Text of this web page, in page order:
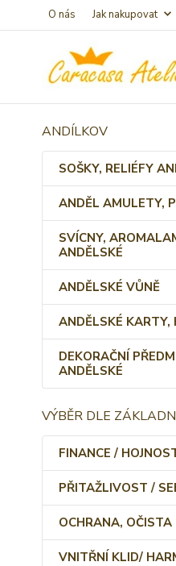
O nás Jak nakupovat
ANDÍLKOV
SOŠKY, RELIÉFY
ANDĚL AMULETY,
SVÍCNY,
ANDĚLSKÉ
ANDĚLSKÉ VŮNĚ
ANDĚLSKÉ KARTY,
DEKORAČNÍ
ANDĚLSKÉ
VÝBĚR DLE
FINANCE /
PŘITAŽLIVOST /
OCHRANA, OČISTA
VNITŘNÍ KLID/